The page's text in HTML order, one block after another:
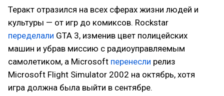
Теракт отразился на всех сферах жизни людей и
культуры — от игр до комиксов. Rockstar
переделали GTA 3, изменив цвет полицейских
машин и убрав миссию с радиоуправляемым
самолетиком, а Microsoft перенесли релиз
Microsoft Flight Simulator 2002 на октябрь, хотя
игра должна была выйти в сентябре.